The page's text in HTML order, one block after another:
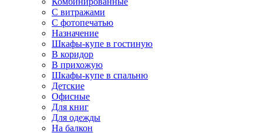
С витражами
С фотопечатью
Назначение
Шкафы-купе в гостиную
В коридор
В прихожую
Шкафы-купе в спальню
Детские
Офисные
Для книг
Для одежды
На балкон